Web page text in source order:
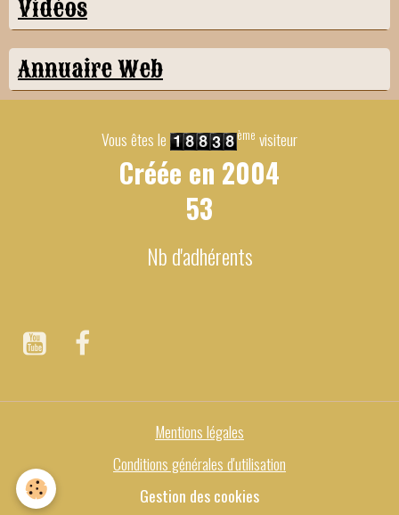
Vidéos
Annuaire Web
Vous êtes le ème visiteur
Créée en 2004
53
Nb d'adhérents
Mentions légales
Conditions générales d'utilisation
Gestion des cookies